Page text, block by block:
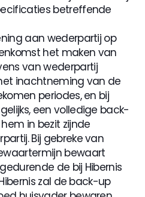
betreffende
aan wederpartij op
het maken van
van wederpartij
inachtneming van de
periodes, en bij
een volledige back-
in bezit zijnde
Bij gebreke van
bewaart
de bij Hibernis
zal de back-up